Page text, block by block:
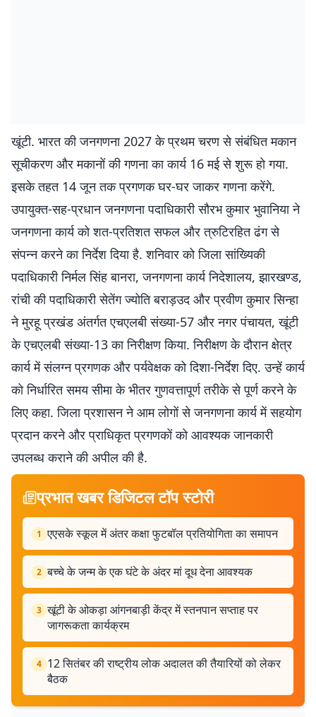
खूंटी. भारत की जनगणना 2027 के प्रथम चरण से संबंधित मकान
सूचीकरण और मकानों की गणना का कार्य 16 मई से शुरू हो गया.
इसके तहत 14 जून तक प्रगणक घर-घर जाकर गणना करेंगे.
उपायुक्त-सह-प्रधान जनगणना पदाधिकारी सौरभ कुमार भुवानिया ने
जनगणना कार्य को शत-प्रतिशत सफल और त्रुटिरहित ढंग से
संपन्न करने का निर्देश दिया है. शनिवार को जिला सांख्यिकी
पदाधिकारी निर्मल सिंह बानरा, जनगणना कार्य निदेशालय, झारखण्ड,
रांची की पदाधिकारी सेतेंग ज्योति बराड़उद और प्रवीण कुमार सिन्हा
ने मुरहू प्रखंड अंतर्गत एचएलबी संख्या-57 और नगर पंचायत, खूंटी
के एचएलबी संख्या-13 का निरीक्षण किया. निरीक्षण के दौरान क्षेत्र
कार्य में संलग्न प्रगणक और पर्यवेक्षक को दिशा-निर्देश दिए. उन्हें कार्य
को निर्धारित समय सीमा के भीतर गुणवत्तापूर्ण तरीके से पूर्ण करने के
लिए कहा. जिला प्रशासन ने आम लोगों से जनगणना कार्य में सहयोग
प्रदान करने और प्राधिकृत प्रगणकों को आवश्यक जानकारी
उपलब्ध कराने की अपील की है.
प्रभात खबर डिजिटल टॉप स्टोरी
1 एएसके स्कूल में अंतर कक्षा फुटबॉल प्रतियोगिता का समापन
2 बच्चे के जन्म के एक घंटे के अंदर मां दूध देना आवश्यक
3 खूंटी के ओकड़ा आंगनबाड़ी केंद्र में स्तनपान सप्ताह पर
जागरूकता कार्यक्रम
4 12 सितंबर की राष्ट्रीय लोक अदालत की तैयारियों को लेकर
बैठक